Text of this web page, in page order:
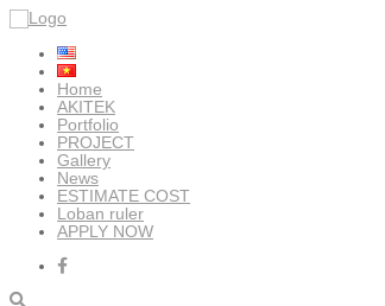
Home
AKITEK
Portfolio
PROJECT
Gallery
News
ESTIMATE COST
Loban ruler
APPLY NOW